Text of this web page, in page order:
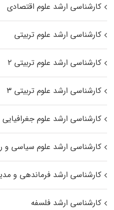
کارشناسی ارشد علوم اقتصادی
کارشناسی ارشد علوم تربیتی
کارشناسی ارشد علوم تربیتی ۲
کارشناسی ارشد علوم تربیتی ۳
کارشناسی ارشد علوم جغرافیایی
کارشناسی ارشد علوم سیاسی و
کارشناسی ارشد فرماندهی و
کارشناسی ارشد فلسفه